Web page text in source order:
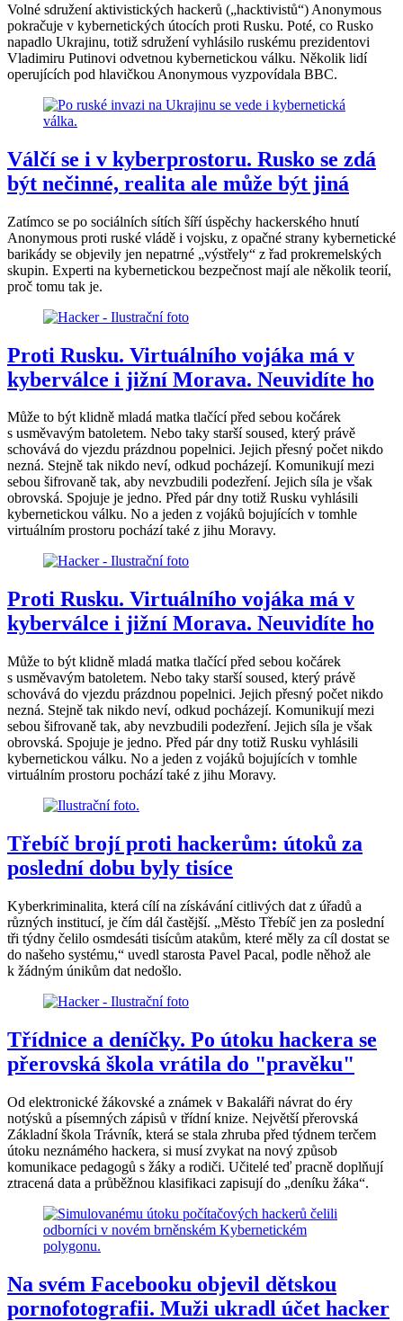
Volné sdružení aktivistických hackerů („hacktivistů“) Anonymous
pokračuje v kybernetických útocích proti Rusku. Poté, co Rusko
napadlo Ukrajinu, totiž sdružení vyhlásilo ruskému prezidentovi
Vladimiru Putinovi odvetnou kybernetickou válku. Několik lidí
operujících pod hlavičkou Anonymous vyzpovídala BBC.
Válčí se i v kyberprostoru. Rusko se zdá
být nečinné, realita ale může být jiná
Zatímco se po sociálních sítích šíří úspěchy hackerského hnutí
Anonymous proti ruské vládě i vojsku, z opačné strany kybernetické
barikády se objevily jen nepatrné „výstřely“ z řad prokremelských
skupin. Experti na kybernetickou bezpečnost mají ale několik teorií,
proč tomu tak je.
Proti Rusku. Virtuálního vojáka má v
kyberválce i jižní Morava. Neuvidíte ho
Může to být klidně mladá matka tlačící před sebou kočárek
s usměvavým batoletem. Nebo taky starší soused, který právě
schovává do vjezdu prázdnou popelnici. Jejich přesný počet nikdo
nezná. Stejně tak nikdo neví, odkud pocházejí. Komunikují mezi
sebou šifrovaně tak, aby nevzbudili podezření. Jejich síla je však
obrovská. Spojuje je jedno. Před pár dny totiž Rusku vyhlásili
kybernetickou válku. No a jeden z vojáků bojujících v tomhle
virtuálním prostoru pochází také z jihu Moravy.
Proti Rusku. Virtuálního vojáka má v
kyberválce i jižní Morava. Neuvidíte ho
Může to být klidně mladá matka tlačící před sebou kočárek
s usměvavým batoletem. Nebo taky starší soused, který právě
schovává do vjezdu prázdnou popelnici. Jejich přesný počet nikdo
nezná. Stejně tak nikdo neví, odkud pocházejí. Komunikují mezi
sebou šifrovaně tak, aby nevzbudili podezření. Jejich síla je však
obrovská. Spojuje je jedno. Před pár dny totiž Rusku vyhlásili
kybernetickou válku. No a jeden z vojáků bojujících v tomhle
virtuálním prostoru pochází také z jihu Moravy.
Třebíč brojí proti hackerům: útoků za
poslední dobu byly tisíce
Kyberkriminalita, která cílí na získávání citlivých dat z úřadů a
různých institucí, je čím dál častější. „Město Třebíč jen za poslední
tři týdny čelilo osmdesáti tisícům atakům, které měly za cíl dostat se
do našeho systému,“ uvedl starosta Pavel Pacal, podle něhož ale
k žádným únikům dat nedošlo.
Třídnice a deníčky. Po útoku hackera se
přerovská škola vrátila do "pravěku"
Od elektronické žákovské a známek v Bakaláři návrat do éry
notýsků a písemných zápisů v třídní knize. Největší přerovská
Základní škola Trávník, která se stala zhruba před týdnem terčem
útoku neznámého hackera, si musí zvykat na nový způsob
komunikace pedagogů s žáky a rodiči. Učitelé teď pracně doplňují
ztracená data a průběžnou klasifikaci zapisují do „deníku žáka“.
Na svém Facebooku objevil dětskou
pornofotografii. Muži ukradl účet hacker